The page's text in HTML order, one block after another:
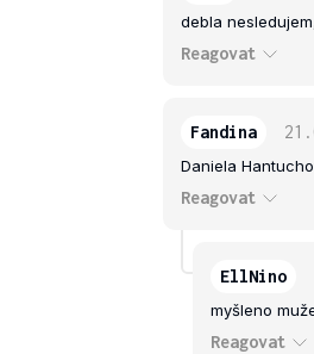
debla
Reagovat
Fandina
Daniela
Reagovat
EllNino
myšleno
Reagovat